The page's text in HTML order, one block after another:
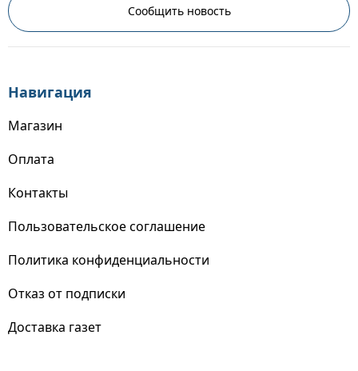
Сообщить новость
Навигация
Магазин
Оплата
Контакты
Пользовательское соглашение
Политика конфиденциальности
Отказ от подписки
Доставка газет